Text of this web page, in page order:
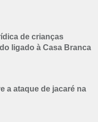
de crianças
ligado à Casa Branca
a ataque de jacaré na